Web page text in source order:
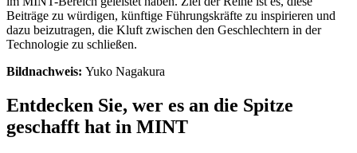
Beiträge zu würdigen, künftige Führungskräfte zu inspirieren und
dazu beizutragen, die Kluft zwischen den Geschlechtern in der
Technologie zu schließen.
Bildnachweis: Yuko Nagakura
Entdecken Sie, wer es an die Spitze
geschafft hat in MINT